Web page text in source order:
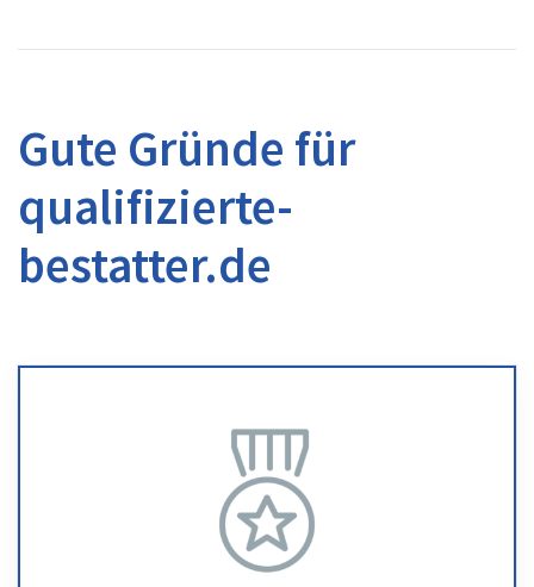
Gute Gründe für
qualifizierte-
bestatter.de